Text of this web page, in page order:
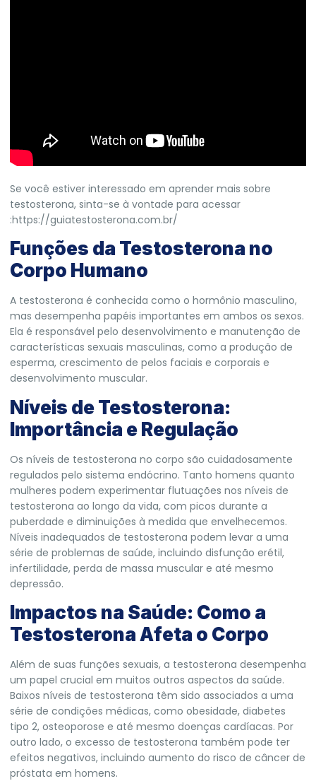
Se você estiver interessado em aprender mais sobre
testosterona, sinta-se à vontade para acessar
:https://guiatestosterona.com.br/
Funções da Testosterona no
Corpo Humano
A testosterona é conhecida como o hormônio masculino,
mas desempenha papéis importantes em ambos os sexos.
Ela é responsável pelo desenvolvimento e manutenção de
características sexuais masculinas, como a produção de
esperma, crescimento de pelos faciais e corporais e
desenvolvimento muscular.
Níveis de Testosterona:
Importância e Regulação
Os níveis de testosterona no corpo são cuidadosamente
regulados pelo sistema endócrino. Tanto homens quanto
mulheres podem experimentar flutuações nos níveis de
testosterona ao longo da vida, com picos durante a
puberdade e diminuições à medida que envelhecemos.
Níveis inadequados de testosterona podem levar a uma
série de problemas de saúde, incluindo disfunção erétil,
infertilidade, perda de massa muscular e até mesmo
depressão.
Impactos na Saúde: Como a
Testosterona Afeta o Corpo
Além de suas funções sexuais, a testosterona desempenha
um papel crucial em muitos outros aspectos da saúde.
Baixos níveis de testosterona têm sido associados a uma
série de condições médicas, como obesidade, diabetes
tipo 2, osteoporose e até mesmo doenças cardíacas. Por
outro lado, o excesso de testosterona também pode ter
efeitos negativos, incluindo aumento do risco de câncer de
próstata em homens.